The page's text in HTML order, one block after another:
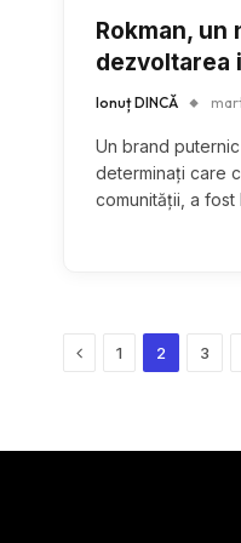
Rokman, un
dezvoltarea
Ionuț DINCĂ
Un brand
determinați care
comunității, a
Previous
1 2 3